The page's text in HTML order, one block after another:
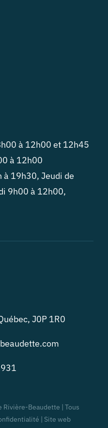
à 12h00 et 12h45
à 12h00
à 19h30, Jeudi de
9h00 à 12h00,
J0P 1R0
Rivière-Beaudette | Tous
| Site web